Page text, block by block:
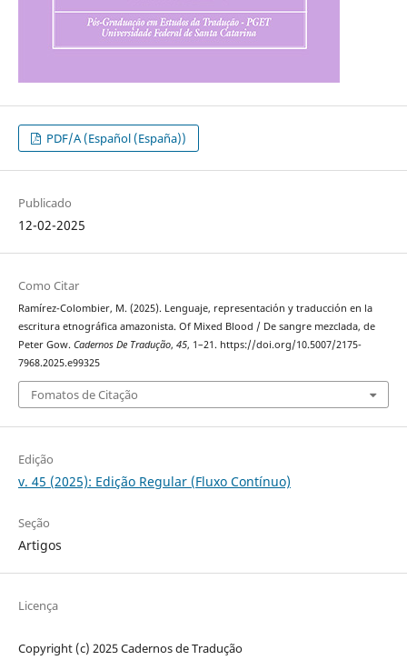
PDF/A (Español (España))
Publicado
12-02-2025
Como Citar
Ramírez-Colombier, M. (2025). Lenguaje, representación y traducción en la
escritura etnográfica amazonista. Of Mixed Blood / De sangre mezclada, de
Peter Gow. Cadernos De Tradução, 45, 1–21. https://doi.org/10.5007/2175-
7968.2025.e99325
Fomatos de Citação
Edição
v. 45 (2025): Edição Regular (Fluxo Contínuo)
Seção
Artigos
Licença
Copyright (c) 2025 Cadernos de Tradução